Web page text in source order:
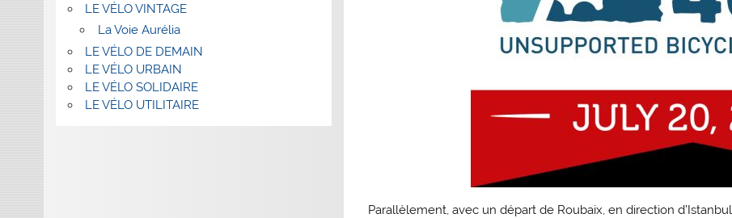
Parallèlement, avec un départ de Roubaix, en direction d’Istanbul,
LE VÉLO VINTAGE
La Voie Aurélia
LE VÉLO DE DEMAIN
LE VÉLO URBAIN
LE VÉLO SOLIDAIRE
LE VÉLO UTILITAIRE